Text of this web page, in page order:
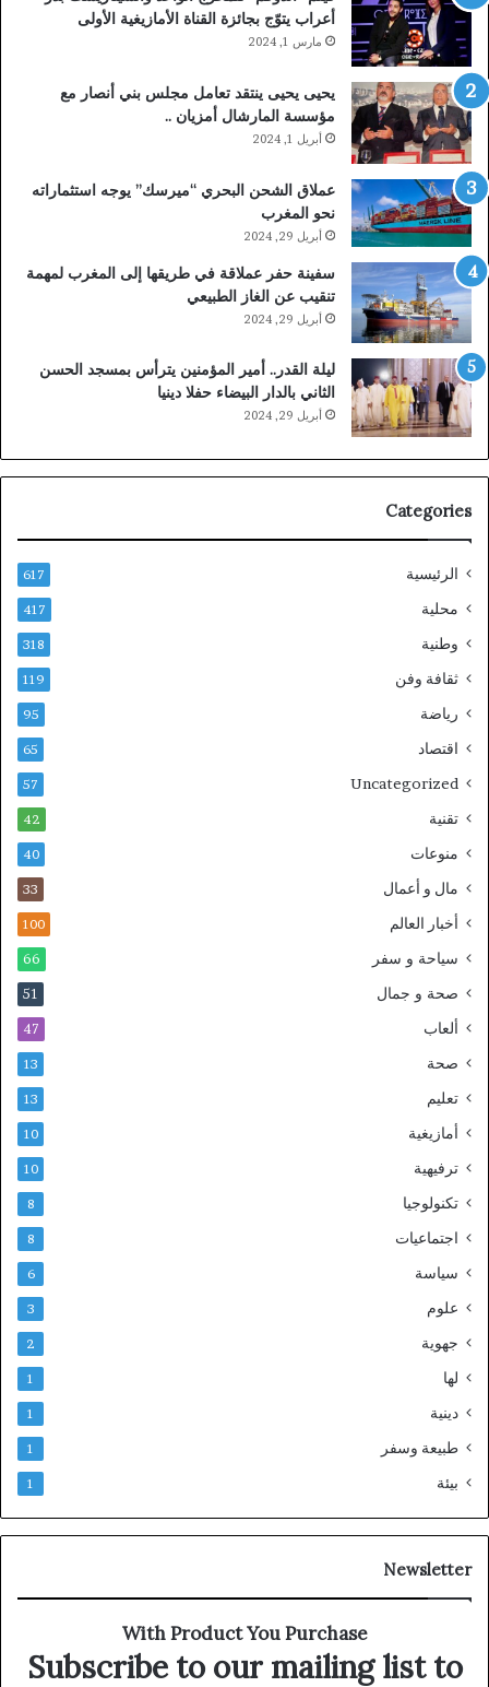
أعراب يتوّج بجائزة القناة الأمازيغية الأولى
مارس 1, 2024
يحيى يحيى ينتقد تعامل مجلس بني أنصار مع
مؤسسة المارشال أمزيان ..
أبريل 1, 2024
عملاق الشحن البحري “ميرسك” يوجه استثماراته
نحو المغرب
أبريل 29, 2024
سفينة حفر عملاقة في طريقها إلى المغرب لمهمة
تنقيب عن الغاز الطبيعي
أبريل 29, 2024
ليلة القدر.. أمير المؤمنين يترأس بمسجد الحسن
الثاني بالدار البيضاء حفلا دينيا
أبريل 29, 2024
Categories
الرئيسية 617
محلية 417
وطنية 318
ثقافة وفن 119
رياضة 95
اقتصاد 65
Uncategorized
57
تقنية 42
منوعات 40
مال و أعمال 33
أخبار العالم 100
سياحة و سفر 66
صحة و جمال 51
ألعاب 47
صحة 13
تعليم 13
أمازيغية 10
ترفيهية 10
تكنولوجيا 8
اجتماعيات 8
سياسة 6
علوم 3
جهوية 2
لها 1
دينية 1
طبيعة وسفر 1
بيئة 1
Newsletter
With Product You Purchase
Subscribe to our mailing list to